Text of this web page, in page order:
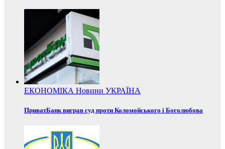
ЕКОНОМІКА Новини УКРАЇНА
ПриватБанк виграв суд проти Коломойського і Боголюбова